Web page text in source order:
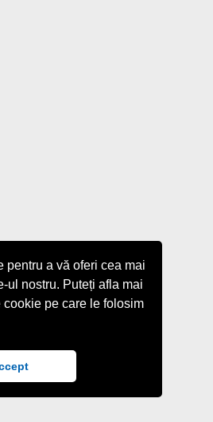
pentru a vă oferi cea mai
ul nostru. Puteți afla mai
pe care le folosim